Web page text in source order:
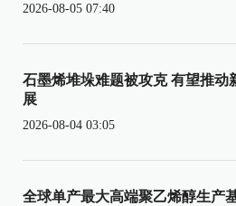
2026-08-05 07:40
石墨烯堆垛难题被攻克 有望推动
展
2026-08-04 03:05
全球单产最大高端聚乙烯醇生产